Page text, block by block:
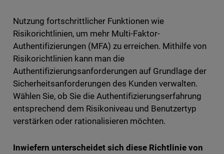
Nutzung fortschrittlicher Funktionen wie
Risikorichtlinien, um mehr Multi-Faktor-
Authentifizierungen (MFA) zu erreichen. Mithilfe von
Risikorichtlinien kann man die
Authentifizierungsanforderungen auf Grundlage der
Sicherheitsanforderungen des Kunden verwalten.
Wählen Sie, ob Sie die Authentifizierungserfahrung
entsprechend dem Risikoniveau und Benutzertyp
verstärken oder rationalisieren möchten.
Inwiefern unterscheidet sich diese Richtlinie von